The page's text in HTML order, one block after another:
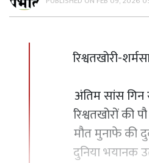
रिश्वतखोरी-
अंतिम सांस गिन
रिश्वतखोरों की
मौत मुनाफे की
दुनिया भयानक